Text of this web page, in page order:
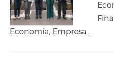
Economía, Empresa…